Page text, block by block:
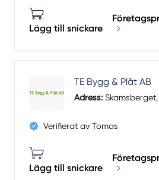
Lägg till snickare
TE Bygg & Plåt AB
Adress:
Verifierat av Tomas
Lägg till snickare